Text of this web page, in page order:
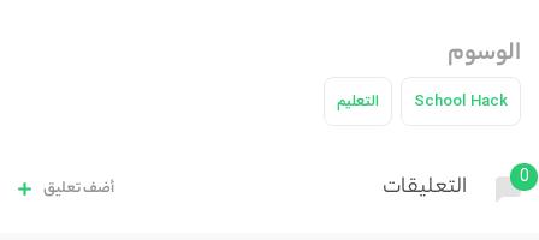
الوسوم
School Hack التعليم
0 التعليقات أضف تعليق